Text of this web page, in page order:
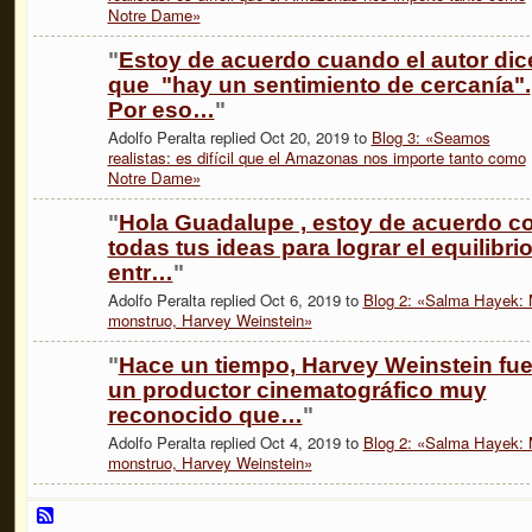
Notre Dame»
"Estoy de acuerdo cuando el autor
que "hay un sentimiento de cercanía".
Por eso…"
Adolfo Peralta replied Oct 20, 2019 to Blog 3: «Seamos
realistas: es difícil que el Amazonas nos importe tanto como
Notre Dame»
"Hola Guadalupe , estoy de acuerdo
todas tus ideas para lograr el equilibrio
entr…"
Adolfo Peralta replied Oct 6, 2019 to Blog 2: «Salma Hayek:
monstruo, Harvey Weinstein»
"Hace un tiempo, Harvey Weinstein fue
un productor cinematográfico muy
reconocido que…"
Adolfo Peralta replied Oct 4, 2019 to Blog 2: «Salma Hayek:
monstruo, Harvey Weinstein»